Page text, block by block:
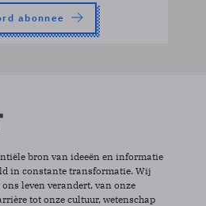
abonnee
bron van ideeën en informatie
in constante transformatie. Wij
leven verandert, van onze
tot onze cultuur, wetenschap